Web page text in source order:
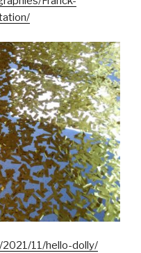
11/hello-dolly/